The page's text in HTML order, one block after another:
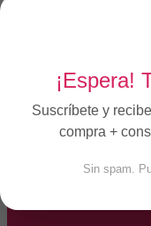
Péptidos
17 mayo 2026
¡Espera!
Suscríbete y
compra +
Sin spam.